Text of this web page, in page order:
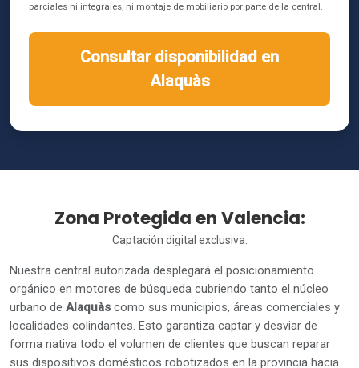
parciales ni integrales, ni montaje de mobiliario por parte de la central.
Consultar disponibilidad en
Alaquàs
Zona Protegida en Valencia:
Captación digital exclusiva.
Nuestra central autorizada desplegará el posicionamiento
orgánico en motores de búsqueda cubriendo tanto el núcleo
urbano de Alaquàs como sus municipios, áreas comerciales y
localidades colindantes. Esto garantiza captar y desviar de
forma nativa todo el volumen de clientes que buscan reparar
sus dispositivos domésticos robotizados en la provincia hacia